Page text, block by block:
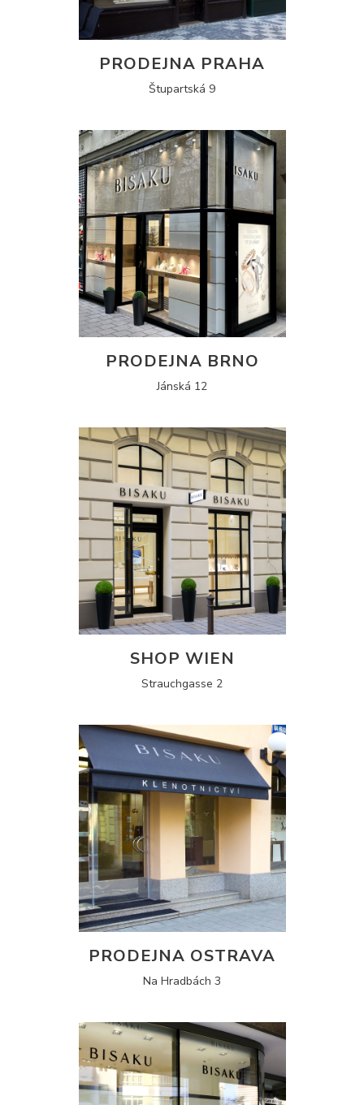
PRODEJNA PRAHA
Štupartská 9
PRODEJNA BRNO
Jánská 12
SHOP WIEN
Strauchgasse 2
PRODEJNA OSTRAVA
Na Hradbách 3